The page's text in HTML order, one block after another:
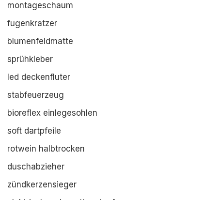
montageschaum
fugenkratzer
blumenfeldmatte
sprühkleber
led deckenfluter
stabfeuerzeug
bioreflex einlegesohlen
soft dartpfeile
rotwein halbtrocken
duschabzieher
zündkerzensieger